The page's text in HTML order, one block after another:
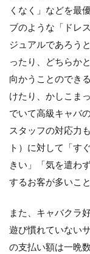
お
客
の
特
高
級
ク
ブ
好
の
お
特
徴
3
くなく」などを最
ブのような「ドレ
ジュアルであろう
ったり、どちらか
向かうことのでき
けたり、かしこま
でいて高級キャバ
スタッフの対応力
ト）に対して「す
きい」「気を遣わ
するお客が多いこ
また、キャバクラ
遊び慣れていない
の支払い額は一晩